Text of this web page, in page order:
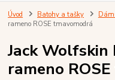
Úvod Batohy a tašky
rameno ROSE tmavomodrá
Jack Wolfskin
rameno